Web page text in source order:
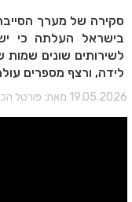
סקירה של מערך
בישראל העלתה כי
לשירותים שונים שמות
לידה, ורצף מספרים
מאת: פורטל